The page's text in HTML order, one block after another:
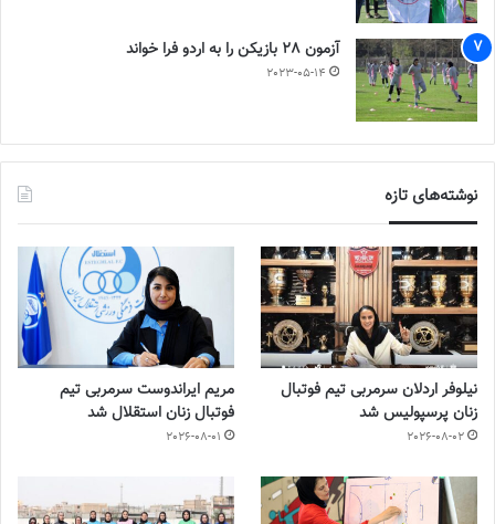
آزمون 28 بازیکن را به اردو فرا خواند
2023-05-14
نوشته‌های تازه
نیلوفر اردلان سرمربی تیم فوتبال
زنان پرسپولیس شد
2026-08-02
مریم ایراندوست سرمربی تیم
فوتبال زنان استقلال شد
2026-08-01